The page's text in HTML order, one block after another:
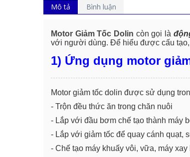
Mô tả Bình luận
Motor Giảm Tốc Dolin còn gọi là
với người dùng. Để hiểu được cấu tạo,
1) Ứng dụng motor
Motor giảm tốc dolin được sử dụng
- Trộn đều thức ăn trong chăn nuôi
- Lắp với đầu bơm chế tạo thành máy
- Lắp với giảm tốc để quay cánh quạt,
- Chế tạo máy khuấy vôi, vữa, máy xay